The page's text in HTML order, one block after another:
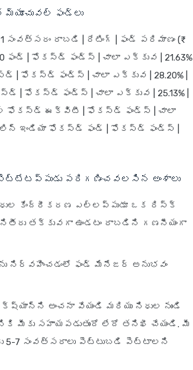
ఫండ్లు
సంవత్సరం రాబడి | రేటింగ్ | ఫండ్ పరిమాణం (₹
ఫండ్ | ఫోకస్డ్ ఫండ్స్ | చాలా ఎక్కువ | 21.63%
| ఫోకస్డ్ ఫండ్స్ | చాలా ఎక్కువ | 28.20% |
| ఫోకస్డ్ ఫండ్స్ | చాలా ఎక్కువ | 25.13% |
ఫోకస్డ్ ఈక్విటీ | ఫోకస్డ్ ఫండ్స్ | చాలా
ఇండియా ఫోకస్డ్ ఫండ్ | ఫోకస్డ్ ఫండ్స్ |
పరిగణించవలసిన అంశాలు
కేంద్రీకరణ ఎల్లప్పుడూ ఒక రిస్క్
తక్కువగా ఉండటం రాబడిని గణనీయంగా
నిర్వహించడంలో ఫండ్ మేనేజర్ అనుభవం
అంచనా వేయండి మరియు నిధుల నుండి
సహాయపడుతుందో లేదో తనిఖీ చేయండి. మీ
7 సంవత్సరాలు పెట్టుబడి పెట్టాలని